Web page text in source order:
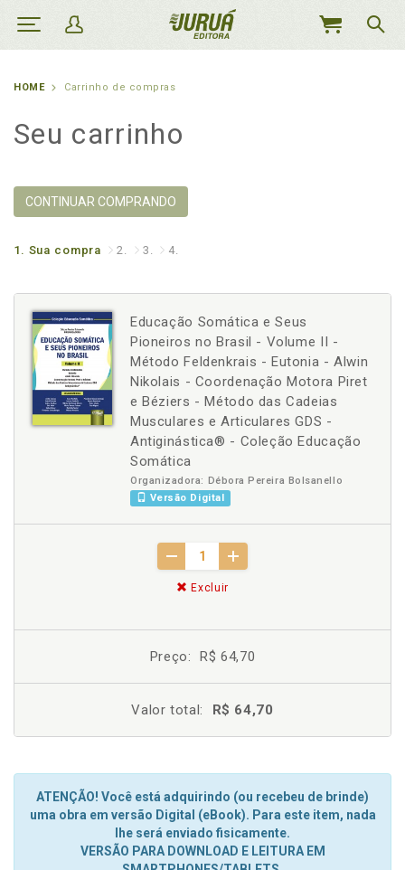
MEU
HOME Carrinho de compras
Seu carrinho
CONTINUAR COMPRANDO
1. Sua compra 2. 3. 4.
Educação Somática e Seus
Pioneiros no Brasil - Volume II -
Método Feldenkrais - Eutonia - Alwin
Nikolais - Coordenação Motora Piret
e Béziers - Método das Cadeias
Musculares e Articulares GDS -
Antiginástica® - Coleção Educação
Somática
Organizadora: Débora Pereira Bolsanello
Versão Digital
Excluir
Preço: R$ 64,70
Valor total: R$ 64,70
ATENÇÃO! Você está adquirindo (ou recebeu de brinde)
uma obra em versão Digital (eBook). Para este item, nada
lhe será enviado fisicamente.
VERSÃO PARA DOWNLOAD E LEITURA EM